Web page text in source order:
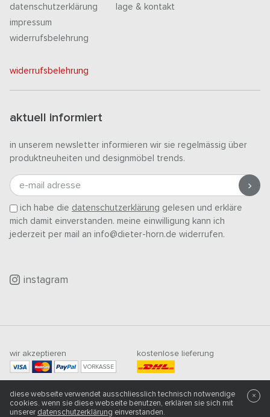
datenschutzerklärung
impressum
widerrufsbelehrung
lage & kontakt
widerrufsbelehrung
aktuell informiert
in unserem newsletter informieren wir sie regelmässig über
produktneuheiten und designmöbel trends.
e-mail adresse
ich habe die datenschutzerklärung gelesen und erkläre
mich damit einverstanden. meine einwilligung kann ich
jederzeit per mail an info@dieter-horn.de widerrufen.
instagram
wir akzeptieren
VORKASSE
kostenlose lieferung
500CHF
diese webseite verwendet ausschliesslich technisch notwendige
cookies. wenn sie diese webseite benutzen, erklären sie sich mit
unserer datenschutzerklärung einverstanden.
×